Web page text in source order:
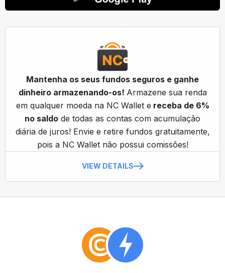
Mantenha os seus fundos seguros e ganhe
dinheiro armazenando-os! Armazene sua renda
em qualquer moeda na NC Wallet e receba de 6%
no saldo de todas as contas com acumulação
diária de juros! Envie e retire fundos gratuitamente,
pois a NC Wallet não possui comissões!
VIEW DETAILS